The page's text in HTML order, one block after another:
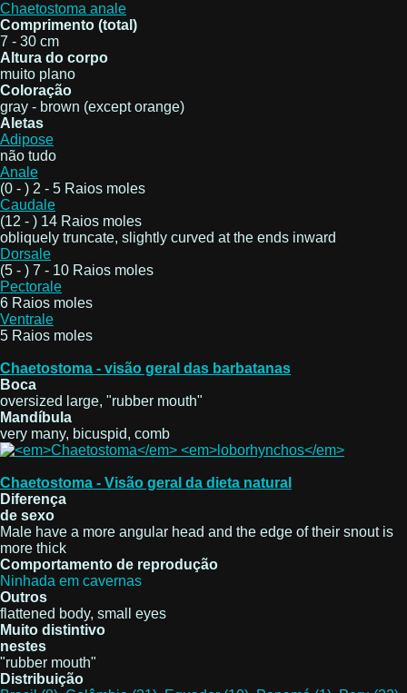
Chaetostoma anale
Comprimento (total)
7 - 30 cm
Altura do corpo
muito plano
Coloração
gray - brown (except orange)
Aletas
Adipose
não tudo
Anale
(0 - ) 2 - 5 Raios moles
Caudale
(12 - ) 14 Raios moles
obliquely truncate, slightly curved at the ends inward
Dorsale
(5 - ) 7 - 10 Raios moles
Pectorale
6 Raios moles
Ventrale
5 Raios moles
Chaetostoma - visão geral das barbatanas
Boca
oversized large, "rubber mouth"
Mandíbula
very many, bicuspid, comb
Chaetostoma - Visão geral da dieta natural
Diferença
de sexo
Male have a more angular head and the edge of their snout is
more thick
Comportamento de reprodução
Ninhada em cavernas
Outros
flattened body, small eyes
Muito distintivo
nestes
"rubber mouth"
Distribuição